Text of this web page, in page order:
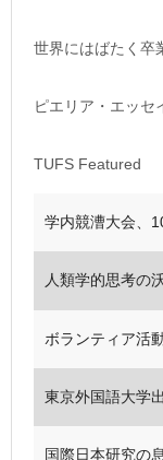
世界にはばたく卒
ピエリア・エッセ
TUFS Featured
学内競漕大会、
人類学的思考の
ボランティア活
東京外国語大学
国際日本研究の